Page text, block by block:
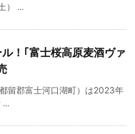
） ...
！｢富士桜高原麦酒ヴァ
留郡富士河口湖町）は2023年